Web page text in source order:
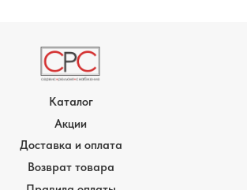
Доставка и оплата
Возврат товара
Каталог
Акции